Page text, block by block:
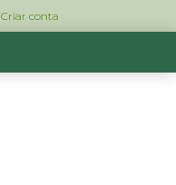
Criar conta